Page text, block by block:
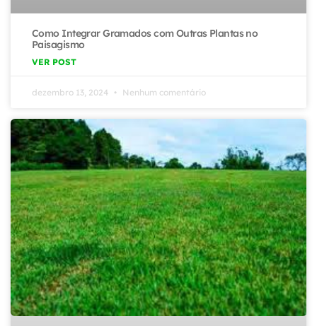
Como Integrar Gramados com Outras Plantas no
Paisagismo
VER POST
dezembro 13, 2024 Nenhum comentário